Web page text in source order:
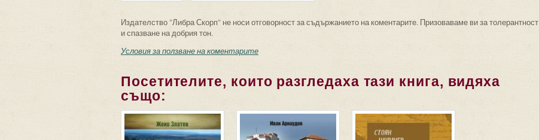
Издателство "Либра Скорп" не носи отговорност за съдържанието на коментарите. Призоваваме ви за толерантност
и спазване на добрия тон.
Условия за ползване на коментарите
Посетителите, които разгледаха тази книга, видяха
също: